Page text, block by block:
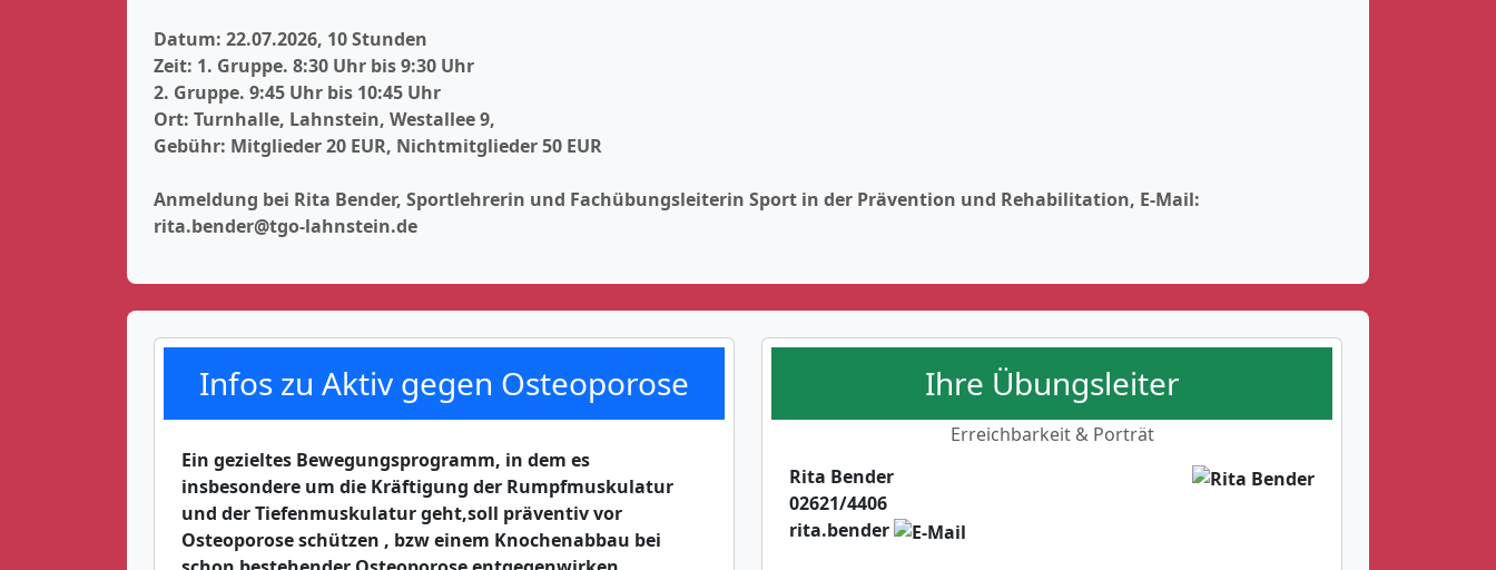
Datum: 22.07.2026, 10 Stunden
Zeit: 1. Gruppe. 8:30 Uhr bis 9:30 Uhr
2. Gruppe. 9:45 Uhr bis 10:45 Uhr
Ort: Turnhalle, Lahnstein, Westallee 9,
Gebühr: Mitglieder 20 EUR, Nichtmitglieder 50 EUR
Anmeldung bei Rita Bender, Sportlehrerin und Fachübungsleiterin Sport in der Prävention und Rehabilitation, E-Mail:
rita.bender@tgo-lahnstein.de
Infos zu Aktiv gegen Osteoporose
Ein gezieltes Bewegungsprogramm, in dem es
insbesondere um die Kräftigung der Rumpfmuskulatur
und der Tiefenmuskulatur geht,soll präventiv vor
Osteoporose schützen , bzw einem Knochenabbau bei
Ihre Übungsleiter
Erreichbarkeit & Porträt
Rita Bender
02621/4406
rita.bender